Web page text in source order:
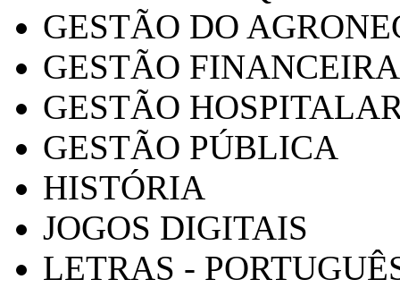
GESTÃO DO
GESTÃO FINANCEIRA
GESTÃO
GESTÃO PÚBLICA
HISTÓRIA
JOGOS DIGITAIS
LETRAS -